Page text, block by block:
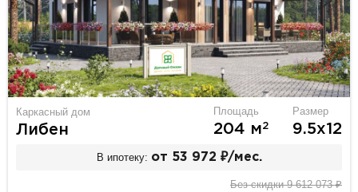
Каркасный дом
Либен
Площадь
204 м2
Размер
9.5х12
В ипотеку: от 53 972 ₽/мес.
Без скидки 9 612 073 ₽